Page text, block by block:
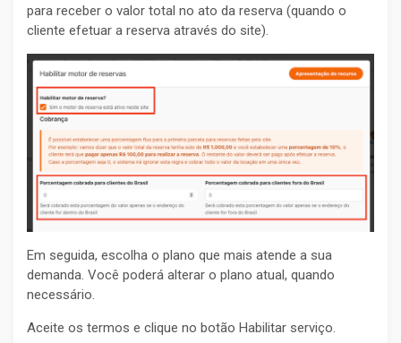
para receber o valor total no ato da reserva (quando o
cliente efetuar a reserva através do site).
Em seguida, escolha o plano que mais atende a sua
demanda. Você poderá alterar o plano atual, quando
necessário.
Aceite os termos e clique no botão Habilitar serviço.